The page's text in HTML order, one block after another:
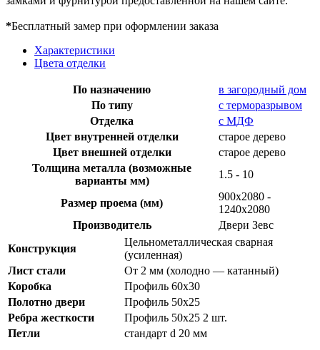
*Бесплатный замер при оформлении заказа
Характеристики
Цвета отделки
По назначению
в загородный дом
По типу
с терморазрывом
Отделка
с МДФ
Цвет внутренней отделки
старое дерево
Цвет внешней отделки
старое дерево
Толщина металла (возможные
варианты мм)
1.5 - 10
Размер проема (мм)
900х2080 -
1240х2080
Производитель
Двери Зевс
Конструкция
Цельнометаллическая сварная
(усиленная)
Лист стали
От 2 мм (холодно — катанный)
Коробка
Профиль 60х30
Полотно двери
Профиль 50х25
Ребра жесткости
Профиль 50х25 2 шт.
Петли
стандарт d 20 мм